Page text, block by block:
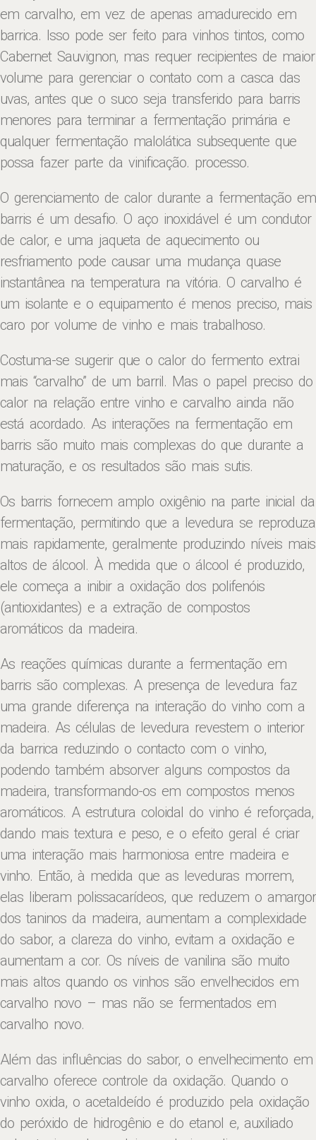
em carvalho, em vez de apenas amadurecido em
barrica. Isso pode ser feito para vinhos tintos, como
Cabernet Sauvignon, mas requer recipientes de maior
volume para gerenciar o contato com a casca das
uvas, antes que o suco seja transferido para barris
menores para terminar a fermentação primária e
qualquer fermentação malolática subsequente que
possa fazer parte da vinificação. processo.
O gerenciamento de calor durante a fermentação em
barris é um desafio. O aço inoxidável é um condutor
de calor, e uma jaqueta de aquecimento ou
resfriamento pode causar uma mudança quase
instantânea na temperatura na vitória. O carvalho é
um isolante e o equipamento é menos preciso, mais
caro por volume de vinho e mais trabalhoso.
Costuma-se sugerir que o calor do fermento extrai
mais “carvalho” de um barril. Mas o papel preciso do
calor na relação entre vinho e carvalho ainda não
está acordado. As interações na fermentação em
barris são muito mais complexas do que durante a
maturação, e os resultados são mais sutis.
Os barris fornecem amplo oxigênio na parte inicial da
fermentação, permitindo que a levedura se reproduza
mais rapidamente, geralmente produzindo níveis mais
altos de álcool. À medida que o álcool é produzido,
ele começa a inibir a oxidação dos polifenóis
(antioxidantes) e a extração de compostos
aromáticos da madeira.
As reações químicas durante a fermentação em
barris são complexas. A presença de levedura faz
uma grande diferença na interação do vinho com a
madeira. As células de levedura revestem o interior
da barrica reduzindo o contacto com o vinho,
podendo também absorver alguns compostos da
madeira, transformando-os em compostos menos
aromáticos. A estrutura coloidal do vinho é reforçada,
dando mais textura e peso, e o efeito geral é criar
uma interação mais harmoniosa entre madeira e
vinho. Então, à medida que as leveduras morrem,
elas liberam polissacarídeos, que reduzem o amargor
dos taninos da madeira, aumentam a complexidade
do sabor, a clareza do vinho, evitam a oxidação e
aumentam a cor. Os níveis de vanilina são muito
mais altos quando os vinhos são envelhecidos em
carvalho novo – mas não se fermentados em
carvalho novo.
Além das influências do sabor, o envelhecimento em
carvalho oferece controle da oxidação. Quando o
vinho oxida, o acetaldeído é produzido pela oxidação
do peróxido de hidrogênio e do etanol e, auxiliado